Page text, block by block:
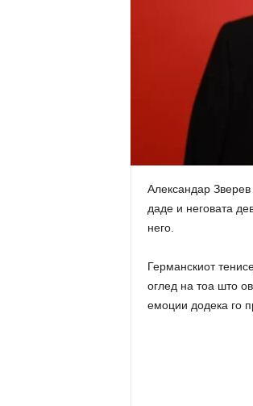
Александар
даде и неговата
него.
Германскиот
оглед на тоа што
емоции додека го